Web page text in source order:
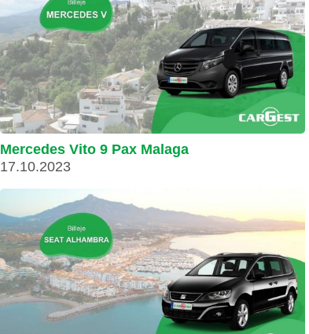
Mercedes Vito 9 Pax Malaga
17.10.2023